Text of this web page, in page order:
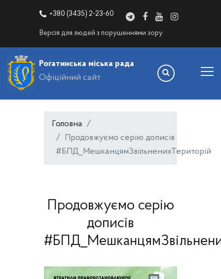
+380 (3435) 2-23-60
Версія для людей з порушеннями зору
Рогатинська міська рада
Офіційний сайт
Головна
Продовжуємо серію дописів
#БПД_МешканцямЗвільненихТериторій
Продовжуємо серію
дописів